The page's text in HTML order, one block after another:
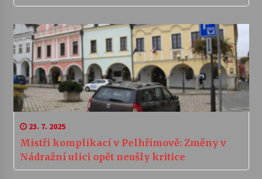
23. 7. 2025
Mistři komplikací v Pelhřimově: Změny v
Nádražní ulici opět neušly kritice